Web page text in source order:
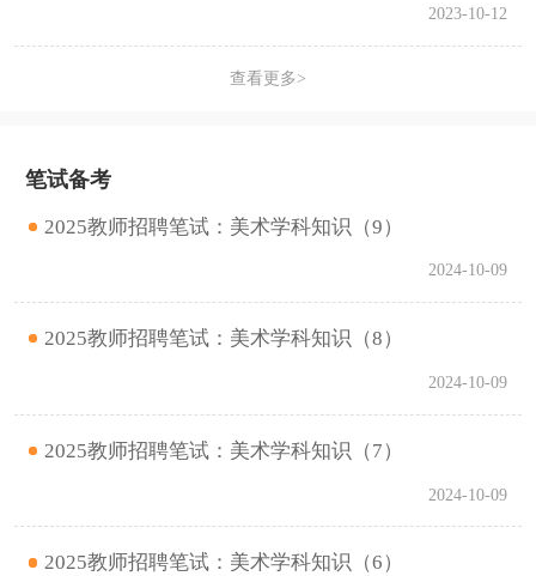
2023-10-12
查看更多>
笔试备考
2025教师招聘笔试：美术学科知识（9）
2024-10-09
2025教师招聘笔试：美术学科知识（8）
2024-10-09
2025教师招聘笔试：美术学科知识（7）
2024-10-09
2025教师招聘笔试：美术学科知识（6）